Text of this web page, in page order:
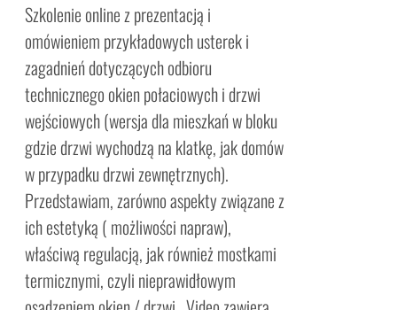
Szkolenie online z prezentacją i
omówieniem przykładowych usterek i
zagadnień dotyczących odbioru
technicznego okien połaciowych i drzwi
wejściowych (wersja dla mieszkań w bloku
gdzie drzwi wychodzą na klatkę, jak domów
w przypadku drzwi zewnętrznych).
Przedstawiam, zarówno aspekty związane z
ich estetyką ( możliwości napraw),
właściwą regulacją, jak również mostkami
termicznymi, czyli nieprawidłowym